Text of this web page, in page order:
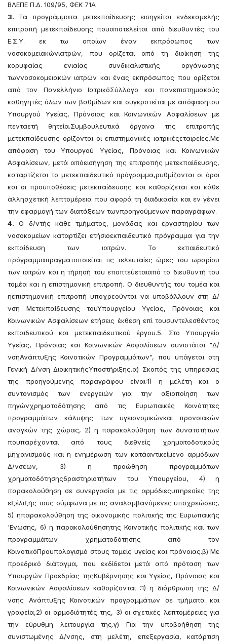
ΒΛΕΠΕ Π.Δ. 109/95, ΦΕΚ 71Α
3. Τα προγράμματα μετεκπαίδευσης εισηγείται ενδεκαμελής
επιτροπή μετεκπαίδευσης πουαποτελείται από διευθυντές του
Ε.Σ.Υ. εκ τω οποίων έναν εκπρόσωπος των
νοσοκομειακώνιατρών, που ορίζεται από τη διοίκηση της
κορυφαίας ενιαίας συνδικαλιστικής οργάνωσης
τωννοσοκομειακών ιατρών και ένας εκπρόσωπος που ορίζεται
από τον Πανελλήνιο ΙατρικόΣύλλογο και πανεπιστημιακούς
καθηγητές όλων των βαθμίδων και συγκροτείται με απόφασητου
Υπουργού Υγείας, Πρόνοιας και Κοινωνικών Ασφαλίσεων με
πενταετή θητεία.Συμβουλευτικά όργανα της επιτροπής
μετεκπαίδευσης ορίζονται οι επιστημονικές ιατρικέςεταιρείες.Με
απόφαση του Υπουργού Υγείας, Πρόνοιας και Κοινωνικών
Ασφαλίσεων, μετά απόεισήγηση της επιτροπής μετεκπαίδευσης,
καταρτίζεται το μετεκπαιδευτικό πρόγραμμα,ρυθμίζονται οι όροι
και οι προυποθέσεις μετεκπαίδευσης και καθορίζεται και κάθε
άλλησχετική λεπτομέρεια που αφορά τη διαδικασία και εν γένει
την εφαρμογή των διατάξεων τωνπροηγούμενων παραγράφων.
4. Ο δ/ντής κάθε τμήματος, μονάδας και εργαστηρίου των
νοσοκομείων καταρτίζει ετήσιοεκπαιδευτικό πρόγραμμα για την
εκπαίδευση των ιατρών. Το εκπαιδευτικό
πρόγραμμαπραγματοποιείται τις τελευταίες ώρες του ωραρίου
των ιατρών και η τήρησή του εποπτεύεταιαπό το διευθυντή του
τομέα και η επιστημονική επιτροπή. Ο διευθυντής του τομέα και
ηεπιστημονική επιτροπή υποχρεούνται να υποβάλλουν στη Δ/
νση Μετεκπαίδευσης τουΥπουργείου Υγείας, Πρόνοιας και
Κοινωνικών Ασφαλίσεων ετήσεις έκθεση επί τουσυντελεσθέντος
εκπαιδευτικού και μετεκπαιδευτικού έργου.5. Στο Υπουργείο
Υγείας, Πρόνοιας και Κοινωνικών Ασφαλίσεων συνιστάται "Δ/
νσηΑνάπτυξης Κοινοτικών Προγραμμάτων", που υπάγεται στη
Γενική Δ/νση ΔιοικητικήςΥποστήριξης.α) Σκοπός της υπηρεσίας
της προηγούμενης παραγράφου είναι:1) η μελέτη και ο
συντονισμός των ενεργειών για την αξιοποίηση των
πηγώνχρηματοδότησης από τις Ευρωπαικές Κοινότητες
προγραμμάτων κάλυψης των υγειονομικώνκαι προνοιακών
αναγκών της χώρας, 2) η παρακολούθηση των δυνατοτήτων
πουπαρέχονται από τους διεθνείς χρηματοδοτικούς
μηχανισμούς και η ενημέρωση των κατάαντικείμενο αρμόδιων
Δ/νσεων, 3) η προώθηση προγραμμάτων
χρηματοδότησηςδραστηριοτήτων του Υπουργείου, 4) η
παρακολούθηση σε συνεργασία με τις αρμόδιεςυπηρεσίες της
εξέλιξής τους σύμφωνα με τις αναλαμβανόμενες υποχρεώσεις,
5) ηπαρακολούθηση της οικονομικής πολιτικής της Ευρωπαικής
'Ενωσης, 6) η παρακολούθησητης Κοινοτικής πολιτικής και των
προγραμμάτων χρηματοδότησης από τον
ΚοινοτικόΠρουπολογισμό στους τομείς υγείας και πρόνοιας.β) Με
προεδρικό διάταγμα, που εκδίδεται μετά από πρόταση των
Υπουργών Προεδρίας τηςΚυβέρνησης και Υγείας, Πρόνοιας και
Κοινωνικών Ασφαλίσεων καθορίζονται :1) η διάρθρωση της Δ/
νσης Ανάπτυξης Κοινοτικών προγραμμάτων σε τμήματα και
γραφεία,2) οι αρμοδιότητές της, 3) οι σχετικές λεπτομέρειες για
την εύρυθμη λειτουργία της.γ) Για την υποβοήθηση της
συνιστωμένης Δ/νσης, στη μελέτη, επεξεργασία, κατάρτιση